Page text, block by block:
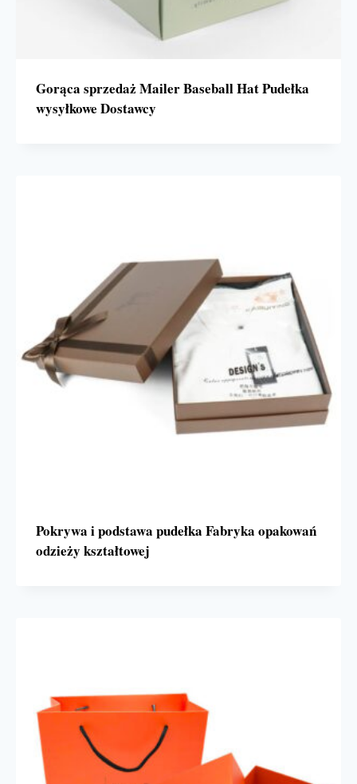
Gorąca sprzedaż Mailer Baseball Hat Pudełka
wysyłkowe Dostawcy
Pokrywa i podstawa pudełka Fabryka opakowań
odzieży kształtowej